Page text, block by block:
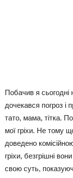
Побачив я сьогодні
дочекався погроз і
тато, мама, тітка.
мої гріхи. Не тому
доведено
гріхи, безгрішні
свою суть,